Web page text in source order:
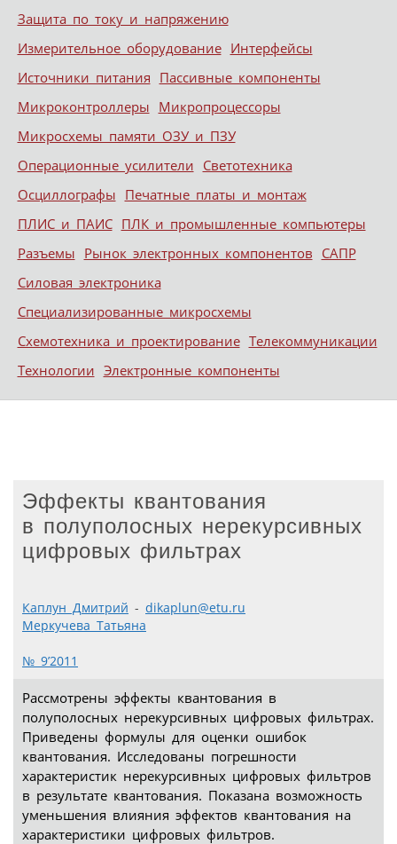
Защита по току и напряжению
Измерительное оборудование Интерфейсы
Источники питания Пассивные компоненты
Микроконтроллеры Микропроцессоры
Микросхемы памяти ОЗУ и ПЗУ
Операционные усилители Светотехника
Осциллографы Печатные платы и монтаж
ПЛИС и ПАИС ПЛК и промышленные компьютеры
Разъемы Рынок электронных компонентов САПР
Силовая электроника
Специализированные микросхемы
Схемотехника и проектирование Телекоммуникации
Технологии Электронные компоненты
Эффекты квантования
в полуполосных нерекурсивных
цифровых фильтрах
Каплун Дмитрий - dikaplun@etu.ru
Меркучева Татьяна
№ 9’2011
Рассмотрены эффекты квантования в
полуполосных нерекурсивных цифровых фильтрах.
Приведены формулы для оценки ошибок
квантования. Исследованы погрешности
характеристик нерекурсивных цифровых фильтров
в результате квантования. Показана возможность
уменьшения влияния эффектов квантования на
характеристики цифровых фильтров.